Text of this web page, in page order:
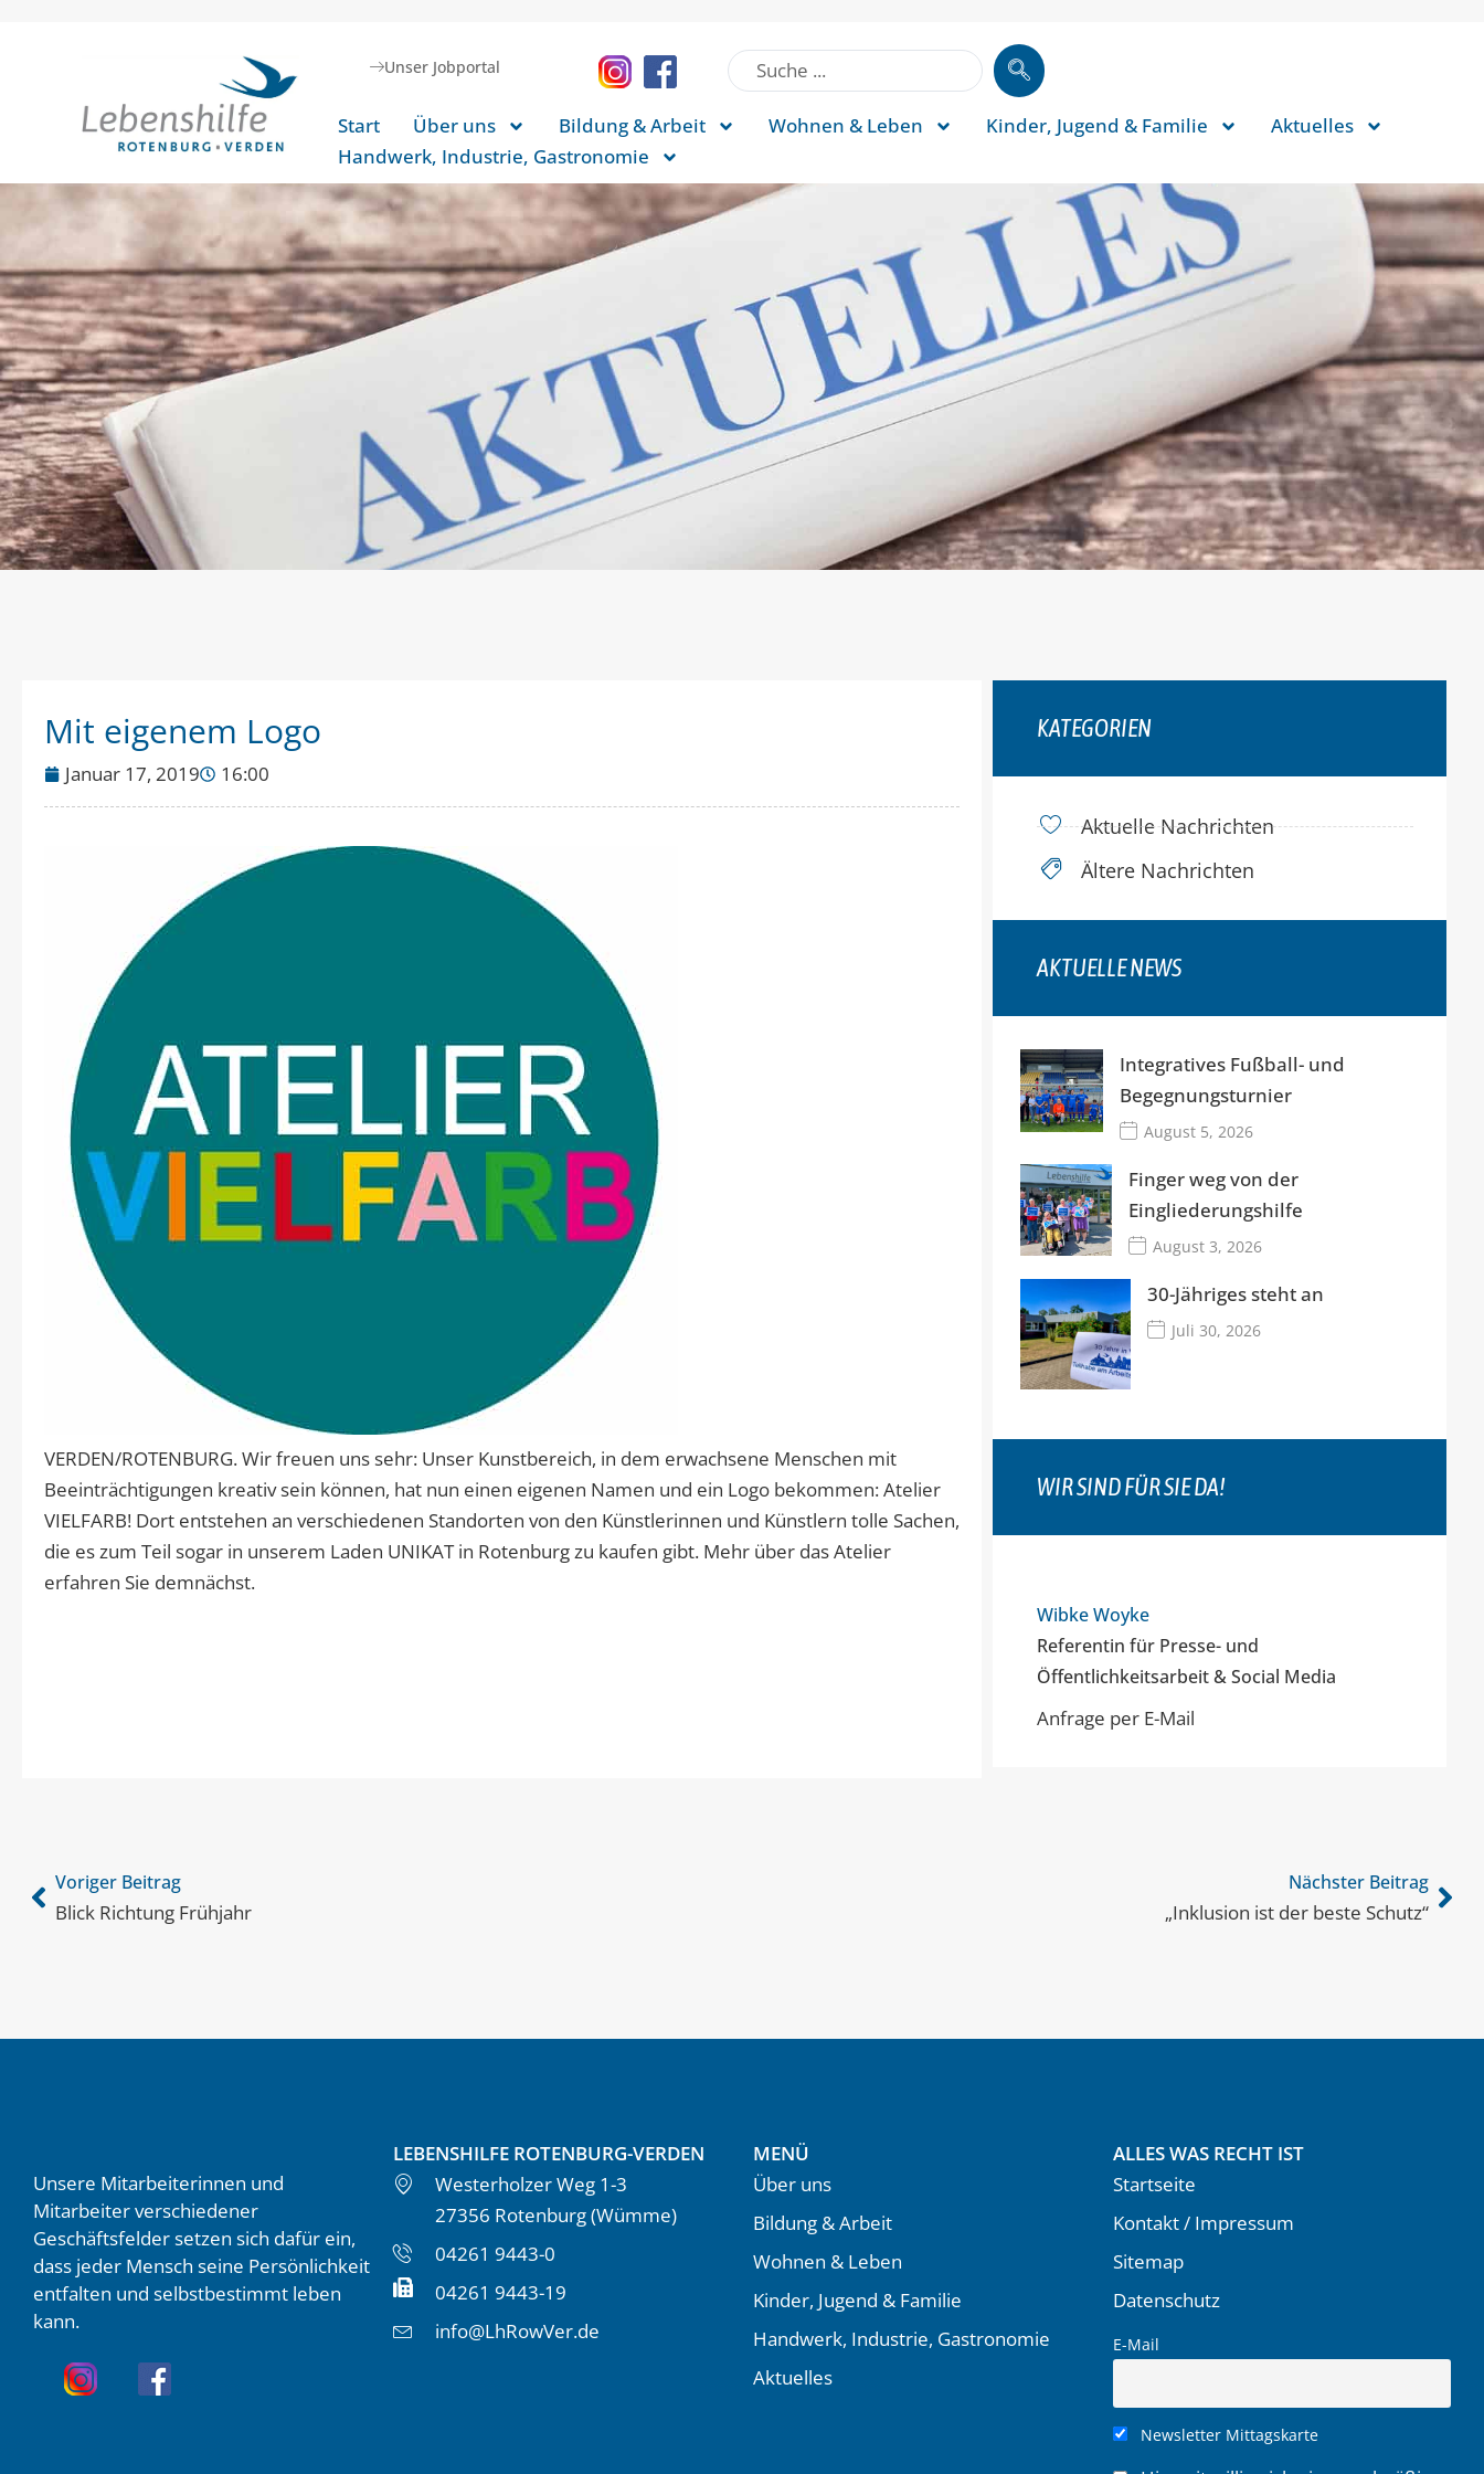
Unser Jobportal
Start Über uns Bildung & Arbeit Wohnen & Leben Kinder, Jugend & Familie
Aktuelles
Handwerk, Industrie, Gastronomie
Mit eigenem Logo
Januar 17, 2019 16:00
VERDEN/ROTENBURG. Wir freuen uns sehr: Unser Kunstbereich, in dem erwachsene Menschen mit
Beeinträchtigungen kreativ sein können, hat nun einen eigenen Namen und ein Logo bekommen: Atelier
VIELFARB! Dort entstehen an verschiedenen Standorten von den Künstlerinnen und Künstlern tolle Sachen,
die es zum Teil sogar in unserem Laden UNIKAT in Rotenburg zu kaufen gibt. Mehr über das Atelier
erfahren Sie demnächst.
KATEGORIEN
Aktuelle Nachrichten
Ältere Nachrichten
AKTUELLE NEWS
Integratives Fußball- und
Begegnungsturnier
August 5, 2026
Finger weg von der
Eingliederungshilfe
August 3, 2026
30-Jähriges steht an
Juli 30, 2026
WIR SIND FÜR SIE DA!
Wibke Woyke
Referentin für Presse- und
Öffentlichkeitsarbeit & Social Media
Anfrage per E-Mail
Voriger Beitrag
Blick Richtung Frühjahr
Nächster Beitrag
„Inklusion ist der beste Schutz“
Unsere Mitarbeiterinnen und
Mitarbeiter verschiedener
Geschäftsfelder setzen sich dafür ein,
dass jeder Mensch seine Persönlichkeit
entfalten und selbstbestimmt leben
kann.
LEBENSHILFE ROTENBURG-VERDEN
Westerholzer Weg 1-3
27356 Rotenburg (Wümme)
04261 9443-0
04261 9443-19
info@LhRowVer.de
MENÜ
Über uns
Bildung & Arbeit
Wohnen & Leben
Kinder, Jugend & Familie
Handwerk, Industrie, Gastronomie
Aktuelles
ALLES WAS RECHT IST
Startseite
Kontakt / Impressum
Sitemap
Datenschutz
E-Mail
Newsletter Mittagskarte